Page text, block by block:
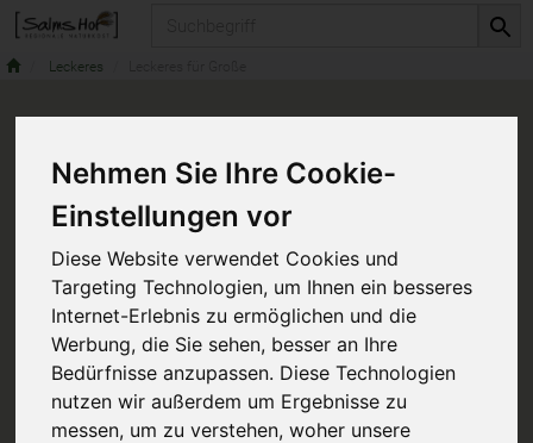
Nehmen Sie Ihre Cookie-
Einstellungen vor
Diese Website verwendet Cookies und
Targeting Technologien, um Ihnen ein besseres
Internet-Erlebnis zu ermöglichen und die
Werbung, die Sie sehen, besser an Ihre
Bedürfnisse anzupassen. Diese Technologien
nutzen wir außerdem um Ergebnisse zu
messen, um zu verstehen, woher unsere
Leckeres